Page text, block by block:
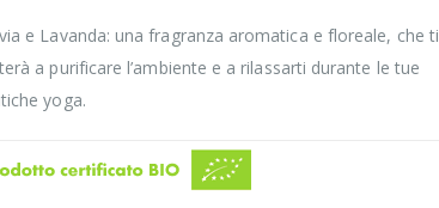
e Lavanda: una fragranza aromatica e floreale, che ti
a purificare l’ambiente e a rilassarti durante le tue
yoga.